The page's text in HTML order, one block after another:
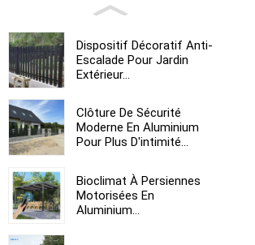
Dispositif Décoratif Anti-
Escalade Pour Jardin
Extérieur...
Clôture De Sécurité
Moderne En Aluminium
Pour Plus D'intimité...
Bioclimat À Persiennes
Motorisées En
Aluminium...